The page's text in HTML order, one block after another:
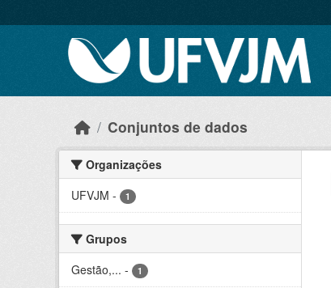
Conjuntos de dados
Organizações
UFVJM - 1
Grupos
Gestão,... - 1